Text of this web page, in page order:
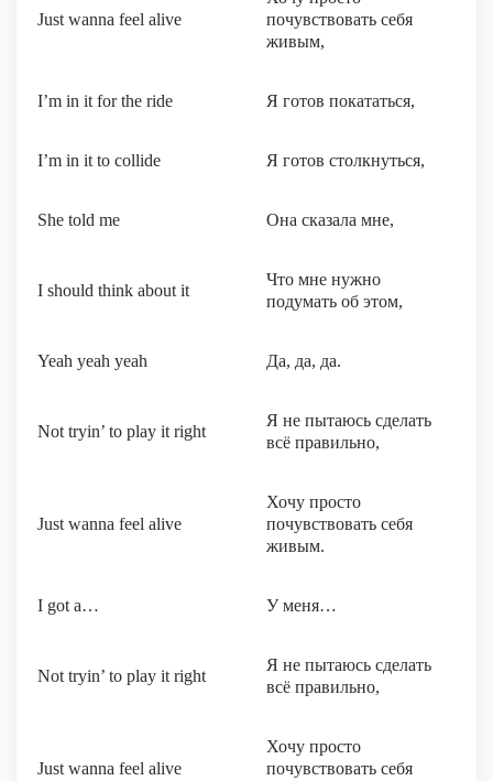
Just wanna feel alive
почувствовать себя
живым,
I’m in it for the ride Я готов покататься,
I’m in it to collide Я готов столкнуться,
She told me Она сказала мне,
I should think about it
Что мне нужно
подумать об этом,
Yeah yeah yeah Да, да, да.
Not tryin’ to play it right
Я не пытаюсь сделать
всё правильно,
Just wanna feel alive
Хочу просто
почувствовать себя
живым.
I got a… У меня…
Not tryin’ to play it right
Я не пытаюсь сделать
всё правильно,
Just wanna feel alive
Хочу просто
почувствовать себя